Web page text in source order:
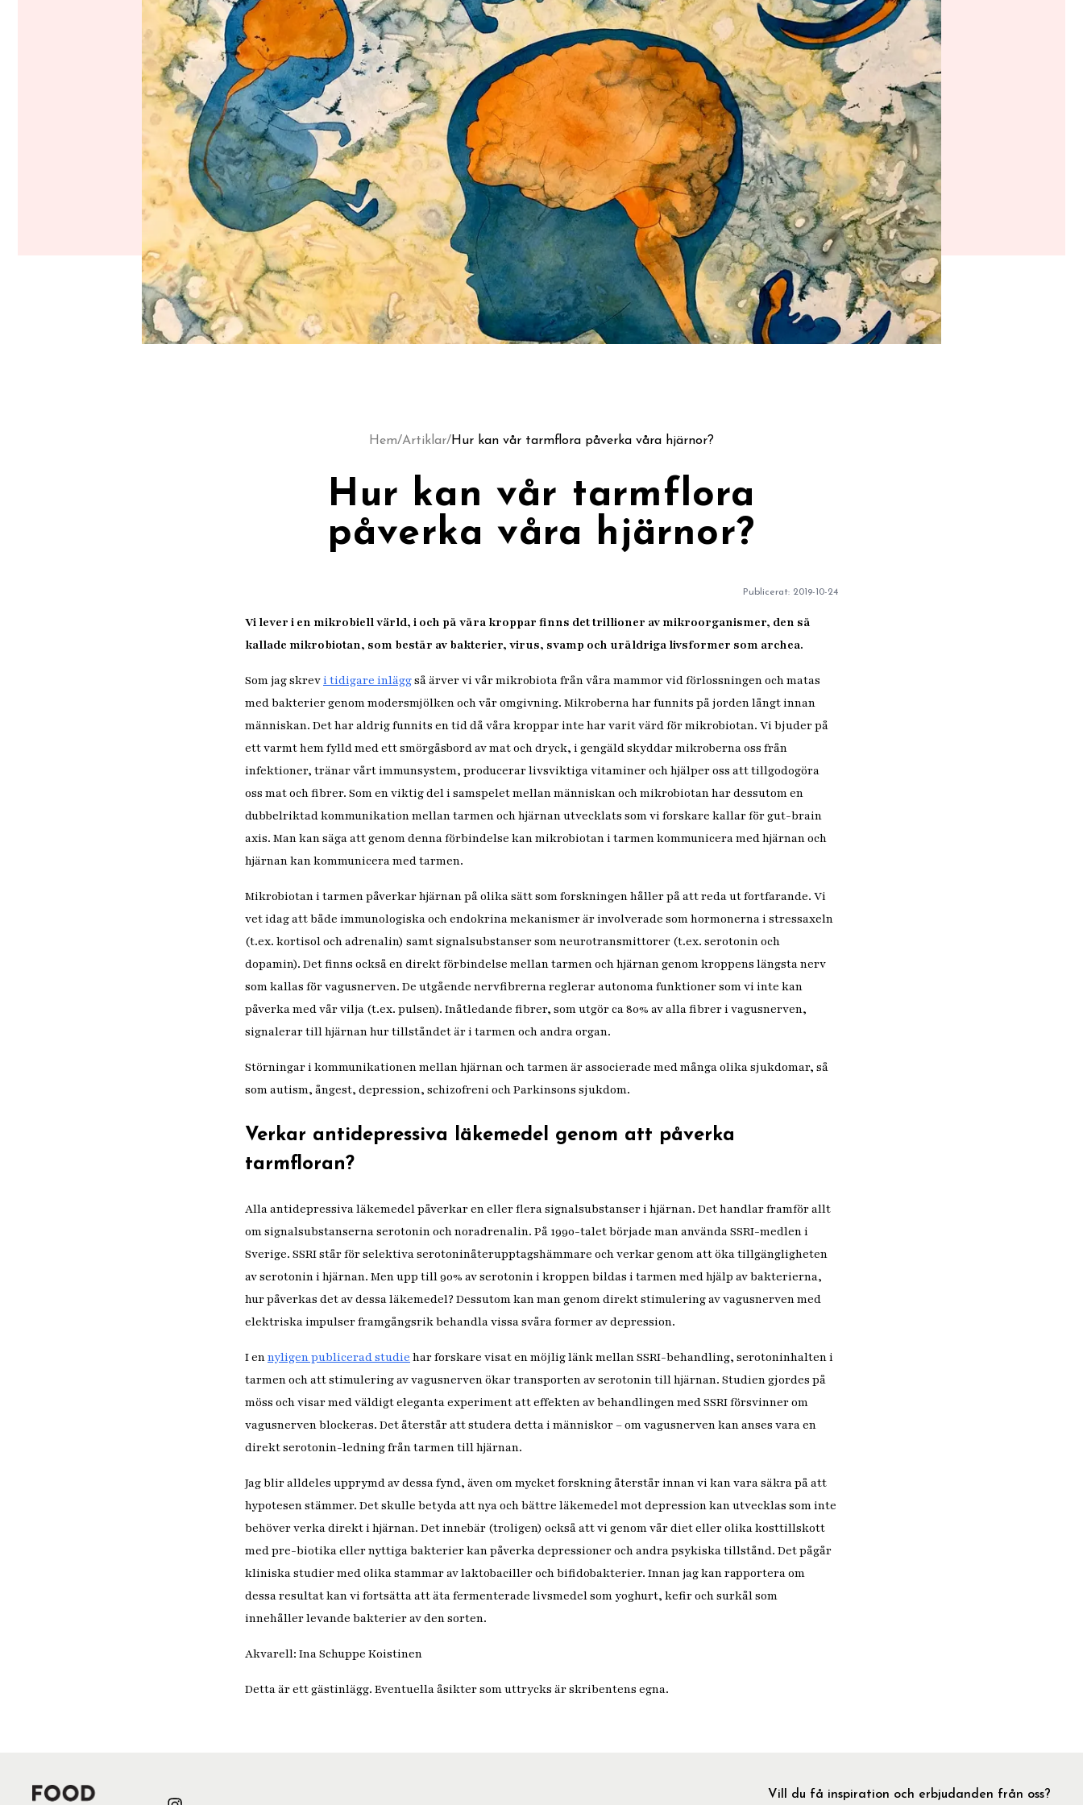
Hem/Artiklar/Hur kan vår tarmflora påverka våra hjärnor?
Hur kan vår tarmflora
påverka våra hjärnor?
Publicerat: 2019-10-24
Vi lever i en mikrobiell värld, i och på våra kroppar finns det trillioner av mikroorganismer, den så
kallade mikrobiotan, som består av bakterier, virus, svamp och uråldriga livsformer som archea.
Som jag skrevi tidigare inläggså ärver vi vår mikrobiota från våra mammor vid förlossningen och matas
med bakterier genom modersmjölken och vår omgivning. Mikroberna har funnits på jorden långt innan
människan. Det har aldrig funnits en tid då våra kroppar inte har varit värd för mikrobiotan. Vi bjuder på
ett varmt hem fylld med ett smörgåsbord av mat och dryck, i gengäld skyddar mikroberna oss från
infektioner, tränar vårt immunsystem, producerar livsviktiga vitaminer och hjälper oss att tillgodogöra
oss mat och fibrer. Som en viktig del i samspelet mellan människan och mikrobiotan har dessutom en
dubbelriktad kommunikation mellan tarmen och hjärnan utvecklats som vi forskare kallar för gut-brain
axis. Man kan säga att genom denna förbindelse kan mikrobiotan i tarmen kommunicera med hjärnan och
hjärnan kan kommunicera med tarmen.
Mikrobiotan i tarmen påverkar hjärnan på olika sätt som forskningen håller på att reda ut fortfarande. Vi
vet idag att både immunologiska och endokrina mekanismer är involverade som hormonerna i stressaxeln
(t.ex. kortisol och adrenalin) samt signalsubstanser som neurotransmittorer (t.ex. serotonin och
dopamin). Det finns också en direkt förbindelse mellan tarmen och hjärnan genom kroppens längsta nerv
som kallas för vagusnerven. De utgående nervfibrerna reglerar autonoma funktioner som vi inte kan
påverka med vår vilja (t.ex. pulsen). Inåtledande fibrer, som utgör ca 80% av alla fibrer i vagusnerven,
signalerar till hjärnan hur tillståndet är i tarmen och andra organ.
Störningar i kommunikationen mellan hjärnan och tarmen är associerade med många olika sjukdomar, så
som autism, ångest, depression, schizofreni och Parkinsons sjukdom.
Verkar antidepressiva läkemedel genom att påverka
tarmfloran?
Alla antidepressiva läkemedel påverkar en eller flera signalsubstanser i hjärnan. Det handlar framför allt
om signalsubstanserna serotonin och noradrenalin. På 1990-talet började man använda SSRI-medlen i
Sverige. SSRI står för selektiva serotoninåterupptagshämmare och verkar genom att öka tillgängligheten
av serotonin i hjärnan. Men upp till 90% av serotonin i kroppen bildas i tarmen med hjälp av bakterierna,
hur påverkas det av dessa läkemedel? Dessutom kan man genom direkt stimulering av vagusnerven med
elektriska impulser framgångsrik behandla vissa svåra former av depression.
I ennyligen publicerad studie har forskare visat en möjlig länk mellan SSRI-behandling, serotoninhalten i
tarmen och att stimulering av vagusnerven ökar transporten av serotonin till hjärnan. Studien gjordes på
möss och visar med väldigt eleganta experiment att effekten av behandlingen med SSRI försvinner om
vagusnerven blockeras. Det återstår att studera detta i människor – om vagusnerven kan anses vara en
direkt serotonin-ledning från tarmen till hjärnan.
Jag blir alldeles upprymd av dessa fynd, även om mycket forskning återstår innan vi kan vara säkra på att
hypotesen stämmer. Det skulle betyda att nya och bättre läkemedel mot depression kan utvecklas som inte
behöver verka direkt i hjärnan. Det innebär (troligen) också att vi genom vår diet eller olika kosttillskott
med pre-biotika eller nyttiga bakterier kan påverka depressioner och andra psykiska tillstånd. Det pågår
kliniska studier med olika stammar av laktobaciller och bifidobakterier. Innan jag kan rapportera om
dessa resultat kan vi fortsätta att äta fermenterade livsmedel som yoghurt, kefir och surkål som
innehåller levande bakterier av den sorten.
Akvarell: Ina Schuppe Koistinen
Detta är ett gästinlägg. Eventuella åsikter som uttrycks är skribentens egna.
Vill du få inspiration och erbjudanden från oss?